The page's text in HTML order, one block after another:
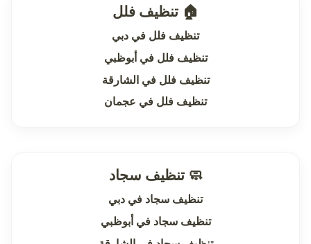
🏠 تنظيف فلل
تنظيف فلل في دبي
تنظيف فلل في أبوظبي
تنظيف فلل في الشارقة
تنظيف فلل في عجمان
🧼 تنظيف سجاد
تنظيف سجاد في دبي
تنظيف سجاد في أبوظبي